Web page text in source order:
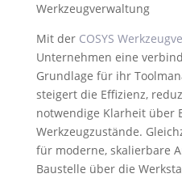
Werkzeugverwaltung
Mit der COSYS
Unternehmen eine
Grundlage für ihr
steigert die Effizienz,
notwendige Klarheit über
Werkzeugzustände.
für moderne, skalierbare
Baustelle über die